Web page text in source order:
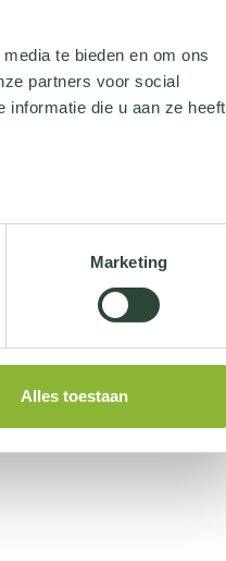
te bieden en om ons
partners voor social
informatie die u aan ze heeft
Marketing
Alles toestaan